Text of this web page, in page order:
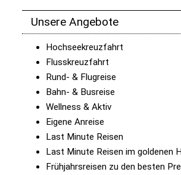
Unsere Angebote
Hochseekreuzfahrt
Flusskreuzfahrt
Rund- & Flugreise
Bahn- & Busreise
Wellness & Aktiv
Eigene Anreise
Last Minute Reisen
Last Minute Reisen im goldenen
Frühjahrsreisen zu den besten